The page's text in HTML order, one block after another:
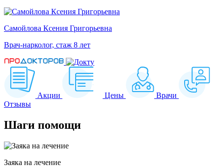
Самойлова Ксения Григорьевна
Врач-нарколог, стаж 8 лет
Акции Цены
Врачи
Отзывы
Шаги помощи
Заяка на лечение